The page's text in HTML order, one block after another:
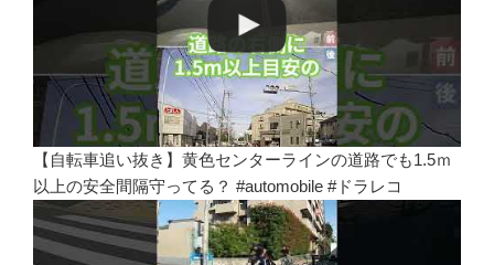
【自転車追い抜き】黄色センターラインの道路でも1.5ｍ
以上の安全間隔守ってる？ #automobile #ドラレコ